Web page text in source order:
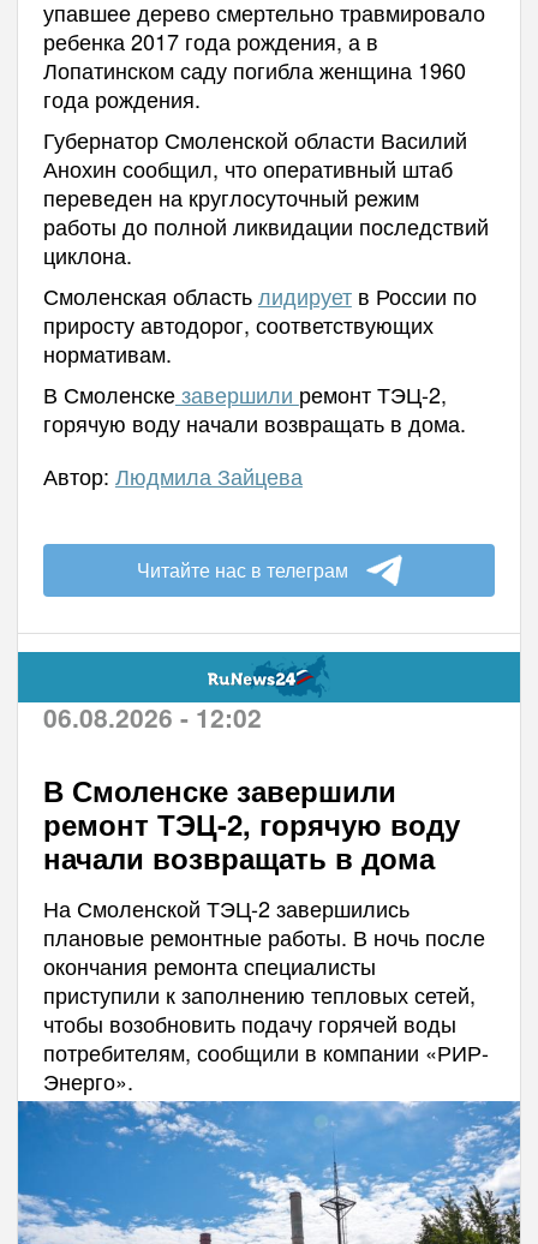
упавшее дерево смертельно травмировало
ребенка 2017 года рождения, а в
Лопатинском саду погибла женщина 1960
года рождения.
Губернатор Смоленской области Василий
Анохин сообщил, что оперативный штаб
переведен на круглосуточный режим
работы до полной ликвидации последствий
циклона.
Смоленская областьлидируетв России по
приросту автодорог, соответствующих
нормативам.
В Смоленскезавершили ремонт ТЭЦ-2,
горячую воду начали возвращать в дома.
Автор: Людмила Зайцева
Читайте нас в телеграм
06.08.2026 - 12:02
В Смоленске завершили
ремонт ТЭЦ-2, горячую воду
начали возвращать в дома
На Смоленской ТЭЦ-2 завершились
плановые ремонтные работы. В ночь после
окончания ремонта специалисты
приступили к заполнению тепловых сетей,
чтобы возобновить подачу горячей воды
потребителям, сообщили в компании «РИР-
Энерго».